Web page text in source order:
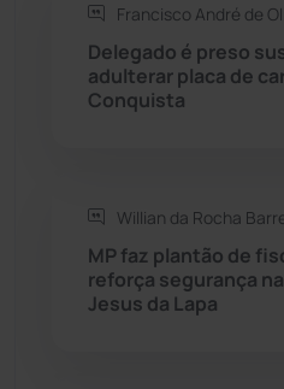
Rio do Antônio
Rio do Pires
Seabra
Sebastião Laranjeiras
Francisco André de
Delegado é preso
adulterar placa de
Conquista
Willian da Rocha
MP faz plantão de
reforça segurança
Jesus da Lapa